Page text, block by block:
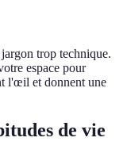
trop technique.
espace pour
l'œil et donnent une
de vie